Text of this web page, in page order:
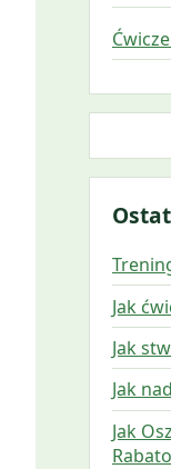
Jak
Jak
Jak
Jak